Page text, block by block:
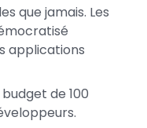
que jamais. Les
applications
de 100